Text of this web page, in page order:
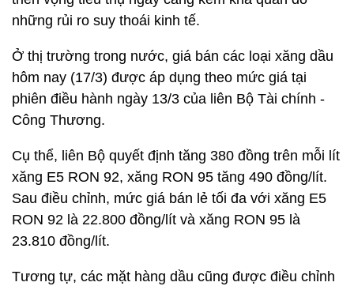
những rủi ro suy thoái kinh tế.
Ở thị trường trong nước, giá bán các loại xăng dầu
hôm nay (17/3) được áp dụng theo mức giá tại
phiên điều hành ngày 13/3 của liên Bộ Tài chính -
Công Thương.
Cụ thể, liên Bộ quyết định tăng 380 đồng trên mỗi lít
xăng E5 RON 92, xăng RON 95 tăng 490 đồng/lít.
Sau điều chỉnh, mức giá bán lẻ tối đa với xăng E5
RON 92 là 22.800 đồng/lít và xăng RON 95 là
23.810 đồng/lít.
Tương tự, các mặt hàng dầu cũng được điều chỉnh